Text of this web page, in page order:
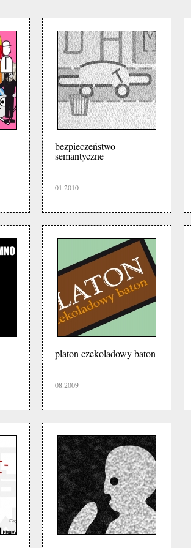
bezpieczeństwo
semantyczne
01.2010
platon czekoladowy baton
08.2009